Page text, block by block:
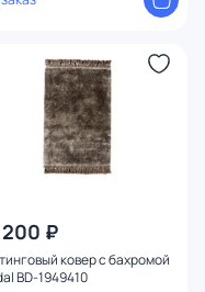
200 ₽
ковер с бахромой
BD-1949410